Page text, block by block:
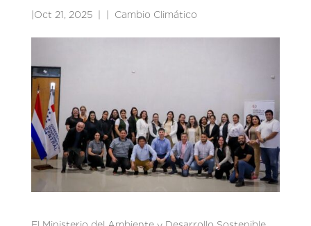
Oct 21, 2025 Cambio Climático